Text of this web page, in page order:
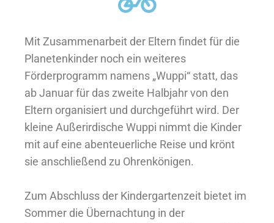
Mit Zusammenarbeit der Eltern findet für die
Planetenkinder noch ein weiteres
Förderprogramm namens „Wuppi“ statt, das
ab Januar für das zweite Halbjahr von den
Eltern organisiert und durchgeführt wird. Der
kleine Außerirdische Wuppi nimmt die Kinder
mit auf eine abenteuerliche Reise und krönt
sie anschließend zu Ohrenkönigen.
Zum Abschluss der Kindergartenzeit bietet im
Sommer die Übernachtung in der